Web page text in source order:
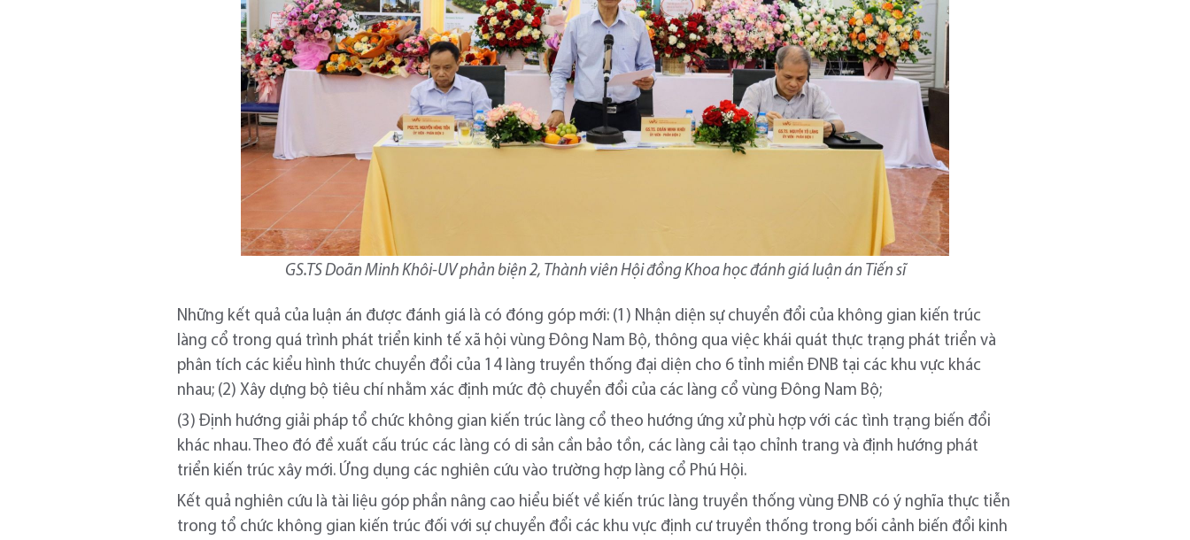
GS.TS Doãn Minh Khôi-UV phản biện 2, Thành viên Hội đồng Khoa học đánh giá luận án Tiến sĩ
Những kết quả của luận án được đánh giá là có đóng góp mới: (1) Nhận diện sự chuyển đổi của không gian kiến trúc
làng cổ trong quá trình phát triển kinh tế xã hội vùng Đông Nam Bộ, thông qua việc khái quát thực trạng phát triển và
phân tích các kiểu hình thức chuyển đổi của 14 làng truyền thống đại diện cho 6 tỉnh miền ĐNB tại các khu vực khác
nhau; (2) Xây dựng bộ tiêu chí nhằm xác định mức độ chuyển đổi của các làng cổ vùng Đông Nam Bộ;
(3) Định hướng giải pháp tổ chức không gian kiến trúc làng cổ theo hướng ứng xử phù hợp với các tình trạng biến đổi
khác nhau. Theo đó đề xuất cấu trúc các làng có di sản cần bảo tồn, các làng cải tạo chỉnh trang và định hướng phát
triển kiến trúc xây mới. Ứng dụng các nghiên cứu vào trường hợp làng cổ Phú Hội.
Kết quả nghiên cứu là tài liệu góp phần nâng cao hiểu biết về kiến trúc làng truyền thống vùng ĐNB có ý nghĩa thực tiễn
trong tổ chức không gian kiến trúc đối với sự chuyển đổi các khu vực định cư truyền thống trong bối cảnh biến đổi kinh